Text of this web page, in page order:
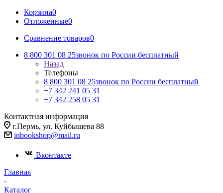
Корзина0
Отложенные0
Сравнение товаров0
8 800 301 08 25звонок по России бесплатный
Назад
Телефоны
8 800 301 08 25звонок по России бесплатный
+7 342 241 05 31
+7 342 258 05 31
Контактная информация
г.Пермь, ул. Куйбышева 88
inbookshop@mail.ru
Вконтакте
Главная
-
Каталог